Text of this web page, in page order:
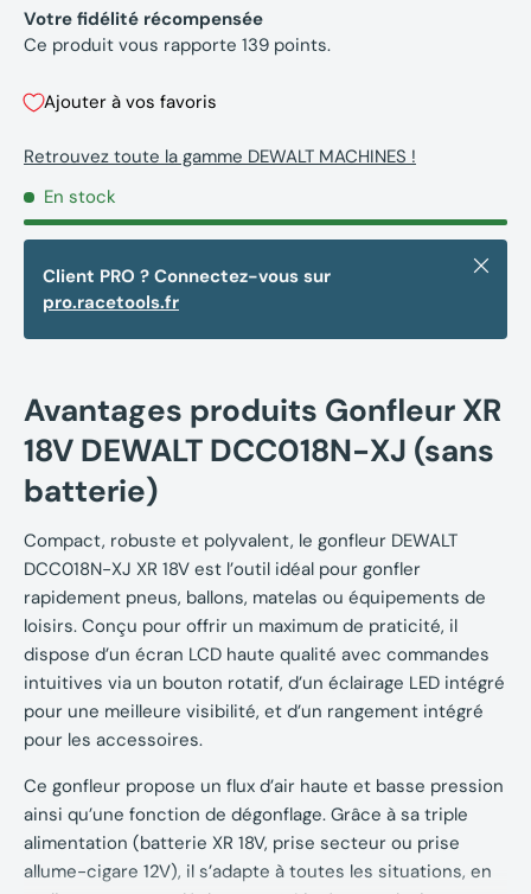
Votre fidélité récompensée
Ce produit vous rapporte 139 points.
Ajouter à vos favoris
Retrouvez toute la gamme DEWALT MACHINES !
En stock
Client PRO ? Connectez-vous sur
pro.racetools.fr
Fermer
Avantages produits Gonfleur XR
18V DEWALT DCC018N-XJ (sans
batterie)
Compact, robuste et polyvalent, le gonfleur DEWALT
DCC018N-XJ XR 18V est l’outil idéal pour gonfler
rapidement pneus, ballons, matelas ou équipements de
loisirs. Conçu pour offrir un maximum de praticité, il
dispose d’un écran LCD haute qualité avec commandes
intuitives via un bouton rotatif, d’un éclairage LED intégré
pour une meilleure visibilité, et d’un rangement intégré
pour les accessoires.
Ce gonfleur propose un flux d’air haute et basse pression
ainsi qu’une fonction de dégonflage. Grâce à sa triple
alimentation (batterie XR 18V, prise secteur ou prise
allume-cigare 12V), il s’adapte à toutes les situations, en